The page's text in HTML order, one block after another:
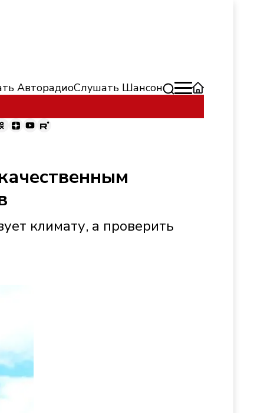
АвторадиоСлушать Шансон
климату, а проверить